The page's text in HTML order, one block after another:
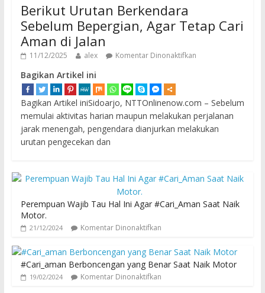
Berikut Urutan Berkendara
Sebelum Bepergian, Agar Tetap Cari
Aman di Jalan
11/12/2025 alex Komentar Dinonaktifkan
Bagikan Artikel ini
Bagikan Artikel iniSidoarjo, NTTOnlinenow.com – Sebelum
memulai aktivitas harian maupun melakukan perjalanan
jarak menengah, pengendara dianjurkan melakukan
urutan pengecekan dan
Perempuan Wajib Tau Hal Ini Agar #Cari_Aman Saat Naik
Motor.
21/12/2024 Komentar Dinonaktifkan
#Cari_aman Berboncengan yang Benar Saat Naik Motor
19/02/2024 Komentar Dinonaktifkan